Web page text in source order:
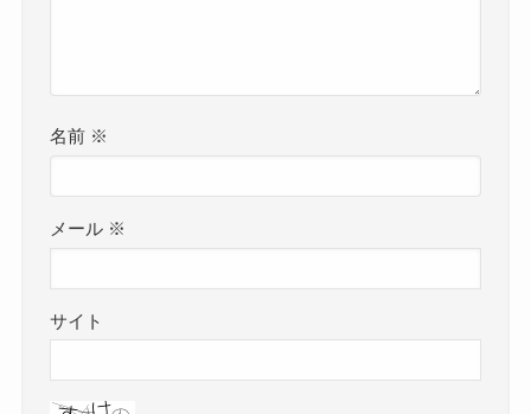
名前 ※
メール ※
サイト